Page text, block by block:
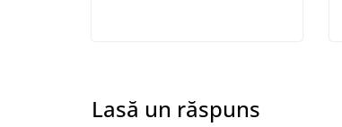
Lasă un răspuns